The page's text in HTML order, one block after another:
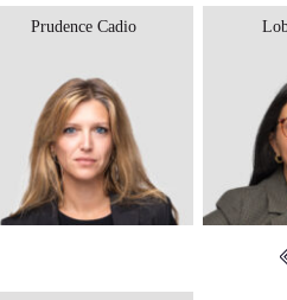
Prudence Cadio